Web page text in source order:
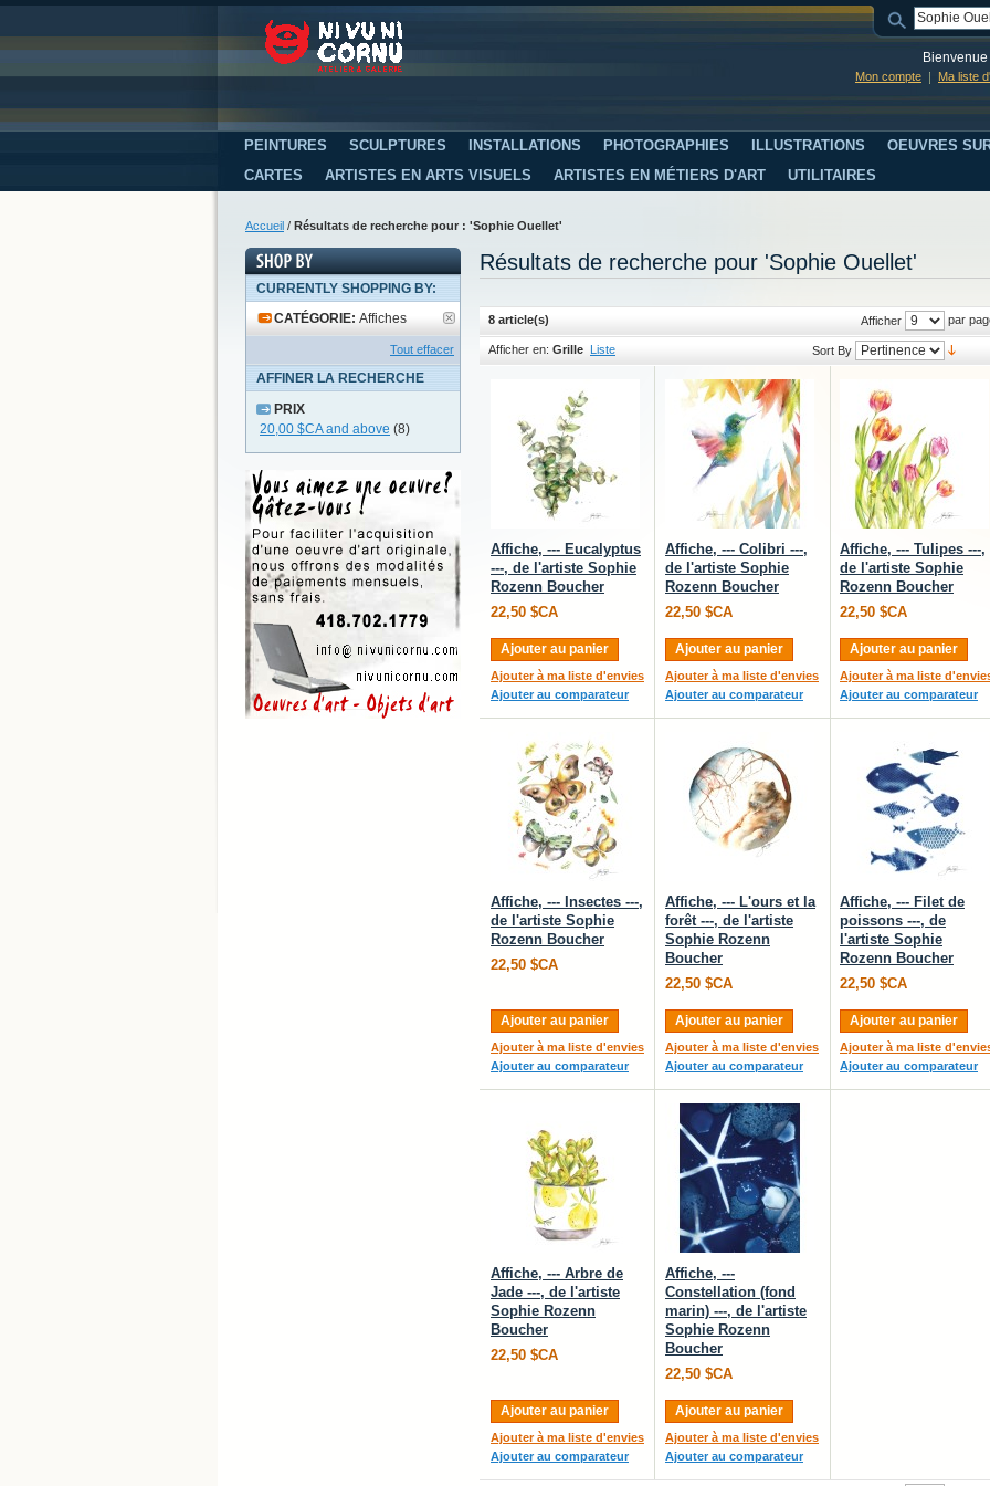
Mon compte Ma liste
PEINTURES SCULPTURES INSTALLATIONS PHOTOGRAPHIES ILLUSTRATIONS
OEUVRES
CARTES
ARTISTES EN ARTS VISUELS ARTISTES EN MÉTIERS D'ART UTILITAIRES
Accueil / Résultats de recherche pour : 'Sophie Ouellet'
Résultats de recherche pour 'Sophie Ouellet'
8 article(s) Afficher par
Afficher en: Grille Liste Sort By
Affiche, --- Eucalyptus
---, de l'artiste Sophie
Rozenn Boucher
22,50 $CA
Ajouter au panier
Ajouter à ma liste d'envies
Ajouter au comparateur
Affiche, --- Colibri ---,
de l'artiste Sophie
Rozenn Boucher
22,50 $CA
Ajouter au panier
Ajouter à ma liste d'envies
Ajouter au comparateur
Affiche, --- Tulipes ---,
de l'artiste Sophie
Rozenn Boucher
22,50 $CA
Ajouter au panier
Ajouter à ma liste
Ajouter au comparateur
Affiche, --- Insectes ---,
de l'artiste Sophie
Rozenn Boucher
22,50 $CA
Ajouter au panier
Ajouter à ma liste d'envies
Ajouter au comparateur
Affiche, --- L'ours et la
forêt ---, de l'artiste
Sophie Rozenn
Boucher
22,50 $CA
Ajouter au panier
Ajouter à ma liste d'envies
Ajouter au comparateur
Affiche, --- Filet de
poissons ---, de
l'artiste Sophie
Rozenn Boucher
22,50 $CA
Ajouter au panier
Ajouter à ma liste
Ajouter au comparateur
Affiche, --- Arbre de
Jade ---, de l'artiste
Sophie Rozenn
Boucher
22,50 $CA
Ajouter au panier
Ajouter à ma liste d'envies
Ajouter au comparateur
Affiche, ---
Constellation (fond
marin) ---, de l'artiste
Sophie Rozenn
Boucher
22,50 $CA
Ajouter au panier
Ajouter à ma liste d'envies
Ajouter au comparateur
CURRENTLY SHOPPING BY:
CATÉGORIE: Affiches
Tout effacer
AFFINER LA RECHERCHE
PRIX
20,00 $CAand above (8)